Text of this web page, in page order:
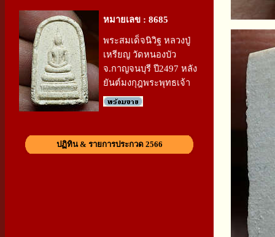
หมายเลข : 8685
พระสมเด็จนิวิฐ หลวงปู่
เหรียญ วัดหนองบัว
จ.กาญจนบุรี ปี2497 หลัง
ยันต์มงกุฎพระพุทธเจ้า
ปฏิทิน & รายการประกวด 2566